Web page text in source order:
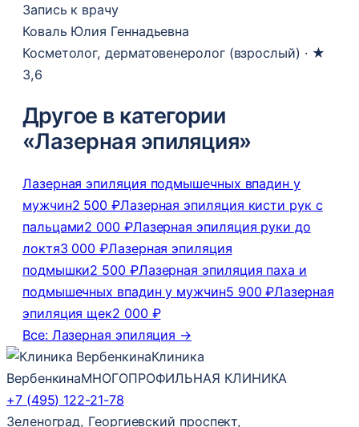
Запись к врачу
Коваль Юлия Геннадьевна
Косметолог, дерматовенеролог (взрослый) · ★
3,6
Другое в категории
«Лазерная эпиляция»
Лазерная эпиляция подмышечных впадин у
мужчин2 500 ₽Лазерная эпиляция кисти рук с
пальцами2 000 ₽Лазерная эпиляция руки до
локтя3 000 ₽Лазерная эпиляция
подмышки2 500 ₽Лазерная эпиляция паха и
подмышечных впадин у мужчин5 900 ₽Лазерная
эпиляция щек2 000 ₽
Все: Лазерная эпиляция →
Клиника
ВербенкинаМНОГОПРОФИЛЬНАЯ КЛИНИКА
+7 (495) 122-21-78
Зеленоград, Георгиевский проспект,